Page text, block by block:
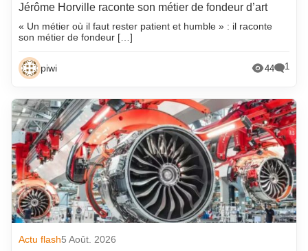
Jérôme Horville raconte son métier de fondeur d’art
« Un métier où il faut rester patient et humble » : il raconte
son métier de fondeur […]
piwi 44 1
Actu flash5 Août. 2026